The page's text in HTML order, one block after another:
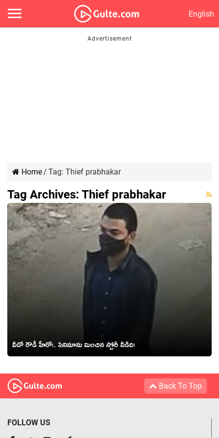
English
Home/ Tag: Thief prabhakar
Tag Archives: Thief prabhakar
వీడో రౌడీ హీరో!.. సినిమాను మించిన స్టోరీ వీడిది!
Back To Top
FOLLOW US